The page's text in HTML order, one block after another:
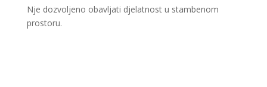
Nje dozvoljeno obavljati djelatnost u stambenom
prostoru.